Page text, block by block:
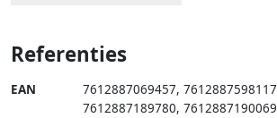
Referenties
EAN 7612887069457, 7612887598117
7612887189780, 7612887190069